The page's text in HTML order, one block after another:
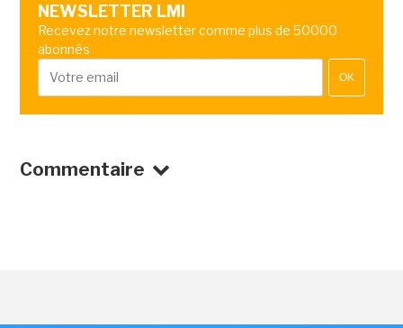
NEWSLETTER LMI
Recevez notre newsletter comme plus de 50000
abonnés
OK
Commentaire